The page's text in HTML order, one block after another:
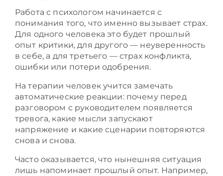
Работа с психологом начинается с
понимания того, что именно вызывает страх.
Для одного человека это будет прошлый
опыт критики, для другого — неуверенность
в себе, а для третьего — страх конфликта,
ошибки или потери одобрения.
На терапии человек учится замечать
автоматические реакции: почему перед
разговором с руководителем появляется
тревога, какие мысли запускают
напряжение и какие сценарии повторяются
снова и снова.
Часто оказывается, что нынешняя ситуация
лишь напоминает прошлый опыт. Например,